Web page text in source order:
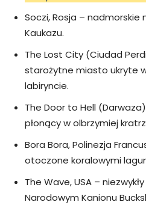
Soczi, Rosja –
Kaukazu.
The Lost City (Ciudad
starożytne miasto ukryte
labiryncie.
The Door to Hell
płonący w olbrzymiej
Bora Bora, Polinezja
otoczone koralowymi
The Wave, USA –
Narodowym Kanionu